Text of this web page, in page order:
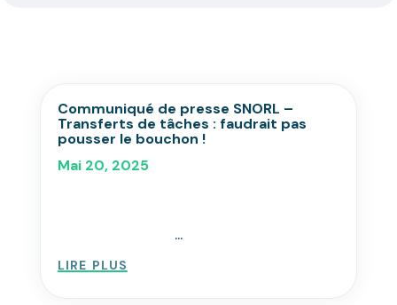
Communiqué de presse SNORL –
Transferts de tâches : faudrait pas
pousser le bouchon !
Mai 20, 2025
...
lire plus